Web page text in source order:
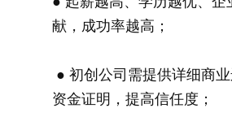
献，成功率越高；
● 初创公司需提供详细商
资金证明，提高信任度；